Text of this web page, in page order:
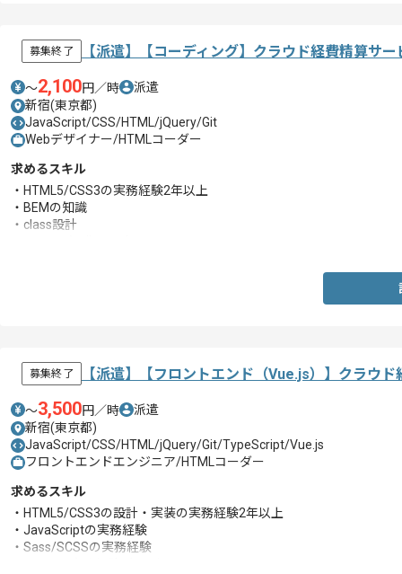
募集終了 【派遣】【コーディング】クラウド経費精算サ
〜2,100円／時
派遣
新宿(東京都)
JavaScript/CSS/HTML/jQuery/Git
Webデザイナー/HTMLコーダー
求めるスキル
・HTML5/CSS3の実務経験2年以上
・BEMの知識
・class設計
募集終了 【派遣】【フロントエンド（Vue.js）】クラウ
〜3,500円／時
派遣
新宿(東京都)
JavaScript/CSS/HTML/jQuery/Git/TypeScript/Vue.js
フロントエンドエンジニア/HTMLコーダー
求めるスキル
・HTML5/CSS3の設計・実装の実務経験2年以上
・JavaScriptの実務経験
・Sass/SCSSの実務経験